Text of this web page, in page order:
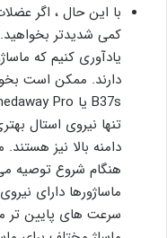
با این حال ، اگر
کمی شدیدتر
یادآوری کنیم که
تنها نیروی استال
دامنه بالا نیز
هنگام شروع توصیه
ماساژورها دارای
سرعت های پایین تر